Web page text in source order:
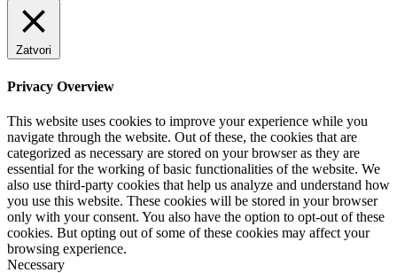
Zatvori
Privacy Overview
This website uses cookies to improve your experience while you
navigate through the website. Out of these, the cookies that are
categorized as necessary are stored on your browser as they are
essential for the working of basic functionalities of the website. We
also use third-party cookies that help us analyze and understand how
you use this website. These cookies will be stored in your browser
only with your consent. You also have the option to opt-out of these
cookies. But opting out of some of these cookies may affect your
browsing experience.
Necessary